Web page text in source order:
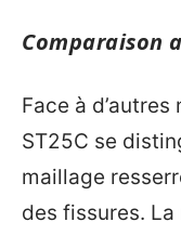
Comparaison
Face à
ST25C se
maillage
des fissures. La